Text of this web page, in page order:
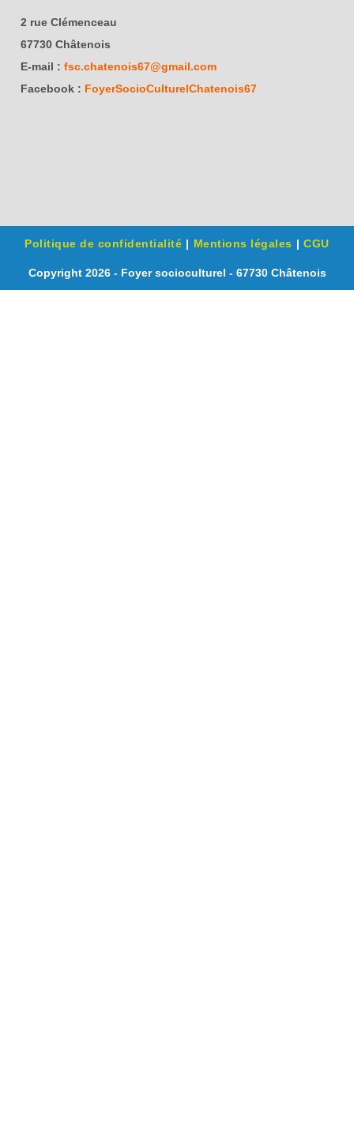
2 rue Clémenceau
67730 Châtenois
E-mail :fsc.chatenois67@gmail.com
Facebook : FoyerSocioCulturelChatenois67
Politique de confidentialité Mentions légales CGU
Copyright 2026 - Foyer socioculturel - 67730 Châtenois